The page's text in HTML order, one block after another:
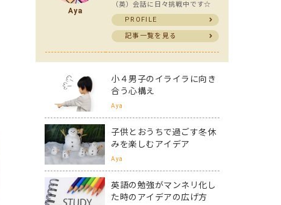
Aya
（英）会話に日々挑戦中です☆
PROFILE
記事一覧を見る
小４男子のイライラに向き
合う心構え
Aya
子供とおうちで過ごす冬休
みを楽しむアイデア
Aya
英語の勉強がマンネリ化し
た時のアイデアの広げ方